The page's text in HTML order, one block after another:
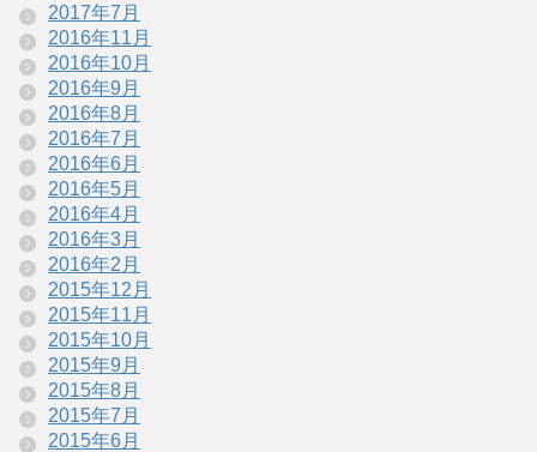
2017年7月
2016年11月
2016年10月
2016年9月
2016年8月
2016年7月
2016年6月
2016年5月
2016年4月
2016年3月
2016年2月
2015年12月
2015年11月
2015年10月
2015年9月
2015年8月
2015年7月
2015年6月